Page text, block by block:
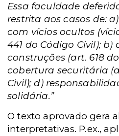
Essa faculdade
restrita aos casos de:
com vícios ocultos
441 do Código Civil); b)
construções (art. 618
cobertura securitária
Civil); d)
solidária.”
O texto aprovado gera
interpretativas. P.ex.,